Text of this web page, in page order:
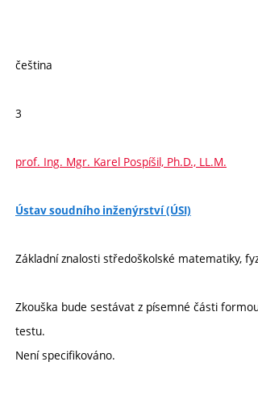
čeština
3
prof. Ing. Mgr. Karel Pospíšil, Ph.D., LL.M.
Ústav soudního inženýrství (ÚSI)
Základní znalosti středoškolské matematiky,
Zkouška bude sestávat z písemné části
testu.
Není specifikováno.